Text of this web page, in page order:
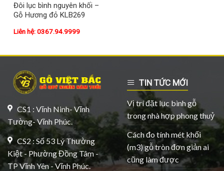
Đôi lục bình nguyên khối –
Gỗ Hương đỏ KLB269
Liên hệ: 0367.94.9999
CS1 : Vĩnh Ninh- Vĩnh
Tường- Vĩnh Phúc.
CS2 : Số 53 Lý Thường
Kiệt - Phường Đồng Tâm -
TP Vĩnh Yên - Vĩnh Phúc.
TIN TỨC MỚI
Vị trí đặt lục bình gỗ
trong nhà hợp phong thuỷ
Cách đo tính mét khối
(m3) gỗ tròn đơn giản ai
cũng làm được